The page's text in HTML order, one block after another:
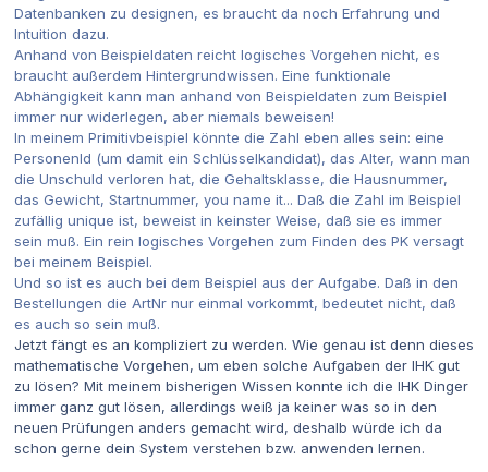
Datenbanken zu designen, es braucht da noch Erfahrung und
Intuition dazu.
Anhand von Beispieldaten reicht logisches Vorgehen nicht, es
braucht außerdem Hintergrundwissen. Eine funktionale
Abhängigkeit kann man anhand von Beispieldaten zum Beispiel
immer nur widerlegen, aber niemals beweisen!
In meinem Primitivbeispiel könnte die Zahl eben alles sein: eine
PersonenId (um damit ein Schlüsselkandidat), das Alter, wann man
die Unschuld verloren hat, die Gehaltsklasse, die Hausnummer,
das Gewicht, Startnummer, you name it... Daß die Zahl im Beispiel
zufällig unique ist, beweist in keinster Weise, daß sie es immer
sein muß. Ein rein logisches Vorgehen zum Finden des PK versagt
bei meinem Beispiel.
Und so ist es auch bei dem Beispiel aus der Aufgabe. Daß in den
Bestellungen die ArtNr nur einmal vorkommt, bedeutet nicht, daß
es auch so sein muß.
Jetzt fängt es an kompliziert zu werden. Wie genau ist denn dieses
mathematische Vorgehen, um eben solche Aufgaben der IHK gut
zu lösen? Mit meinem bisherigen Wissen konnte ich die IHK Dinger
immer ganz gut lösen, allerdings weiß ja keiner was so in den
neuen Prüfungen anders gemacht wird, deshalb würde ich da
schon gerne dein System verstehen bzw. anwenden lernen.